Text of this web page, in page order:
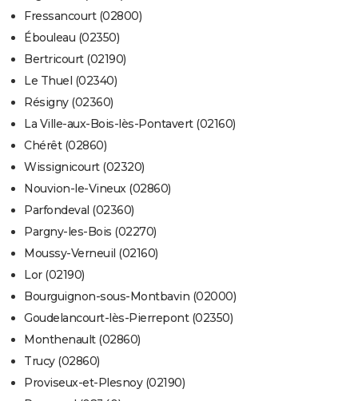
Fressancourt (02800)
Ébouleau (02350)
Bertricourt (02190)
Le Thuel (02340)
Résigny (02360)
La Ville-aux-Bois-lès-Pontavert (02160)
Chérêt (02860)
Wissignicourt (02320)
Nouvion-le-Vineux (02860)
Parfondeval (02360)
Pargny-les-Bois (02270)
Moussy-Verneuil (02160)
Lor (02190)
Bourguignon-sous-Montbavin (02000)
Goudelancourt-lès-Pierrepont (02350)
Monthenault (02860)
Trucy (02860)
Proviseux-et-Plesnoy (02190)